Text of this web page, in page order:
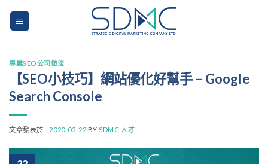
專業SEO公司做法
【SEO小技巧】網站優化好幫手 – Google
Search Console
文章發表於 - 2020-05-22 BY SDMC 人才